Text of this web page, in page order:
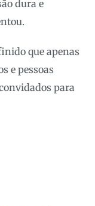
dura e
que apenas
e pessoas
para